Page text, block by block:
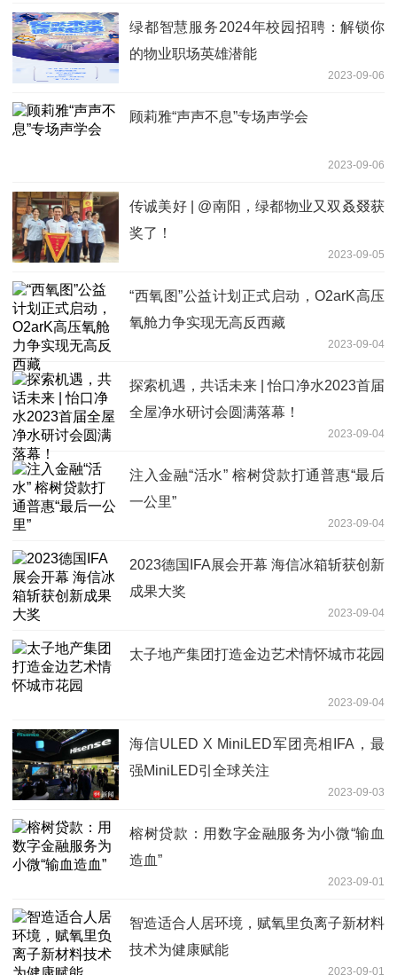
绿都智慧服务2024年校园招聘：解锁你
的物业职场英雄潜能
2023-09-06
顾莉雅“声声不息”专场声学会
2023-09-06
传诚美好 | @南阳，绿都物业又双叒叕获
奖了！
2023-09-05
“西氧图”公益计划正式启动，O2arK高压
氧舱力争实现无高反西藏
2023-09-04
探索机遇，共话未来 | 怡口净水2023首届
全屋净水研讨会圆满落幕！
2023-09-04
注入金融“活水” 榕树贷款打通普惠“最后
一公里”
2023-09-04
2023德国IFA展会开幕 海信冰箱斩获创新
成果大奖
2023-09-04
太子地产集团打造金边艺术情怀城市花园
2023-09-04
海信ULED X MiniLED军团亮相IFA，最
强MiniLED引全球关注
2023-09-03
榕树贷款：用数字金融服务为小微“输血
造血”
2023-09-01
智造适合人居环境，赋氧里负离子新材料
技术为健康赋能
2023-09-01